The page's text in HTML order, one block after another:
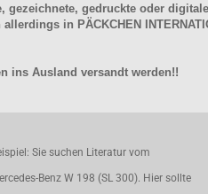
gedruckte oder
in PÄCKCHEN
ins Ausland versandt werden!!
Sie suchen Literatur vom
Benz W 198 (SL 300). Hier sollte